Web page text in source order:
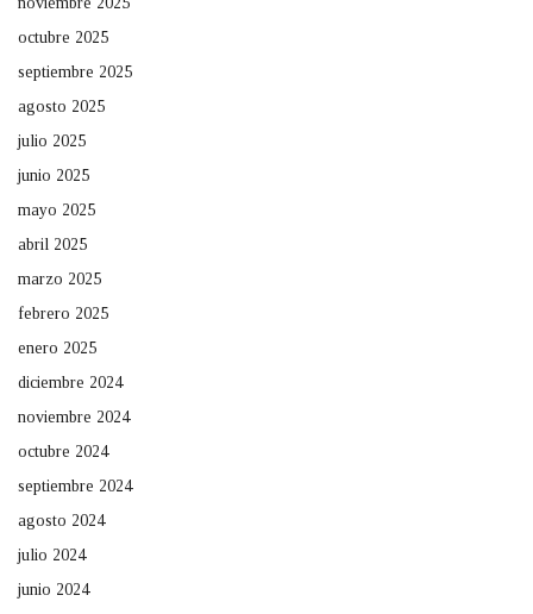
octubre 2025
septiembre 2025
agosto 2025
julio 2025
junio 2025
mayo 2025
abril 2025
marzo 2025
febrero 2025
enero 2025
diciembre 2024
noviembre 2024
octubre 2024
septiembre 2024
agosto 2024
julio 2024
junio 2024